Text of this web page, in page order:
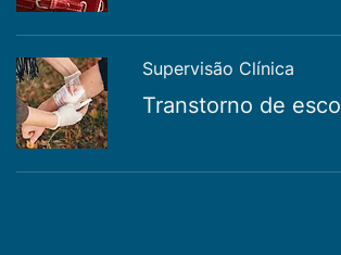
Supervisão Clínica
Transtorno de